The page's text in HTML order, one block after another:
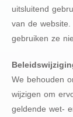
uitsluitend
van de
gebruiken ze
We behouden
wijzigen om
geldende wet-